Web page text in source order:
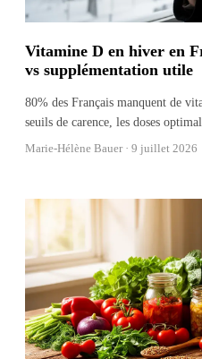
Vitamine D en hiver en
vs supplémentation utile
80% des Français manquent de
seuils de carence, les doses
Marie-Hélène Bauer · 9 juillet 2026